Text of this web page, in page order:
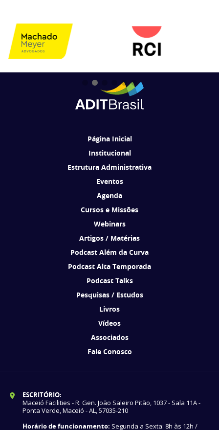
Página Inicial
Institucional
Estrutura Administrativa
Eventos
Agenda
Cursos e Missões
Webinars
Artigos / Matérias
Podcast Além da Curva
Podcast Alta Temporada
Podcast Talks
Pesquisas / Estudos
Livros
Vídeos
Associados
Fale Conosco
ESCRITÓRIO:
Maceió Facilities - R. Gen. João Saleiro Pitão, 1037 - Sala 11A -
Ponta Verde, Maceió - AL, 57035-210
Horário de funcionamento: Segunda a Sexta: 8h às 12h /